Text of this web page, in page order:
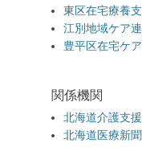
東区在宅療養
江別地域ケア
豊平区在宅ケ
関係機関
北海道介護支
北海道医療新